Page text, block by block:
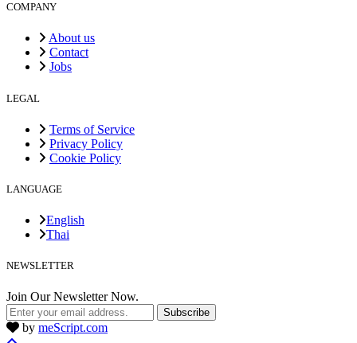
COMPANY
About us
Contact
Jobs
LEGAL
Terms of Service
Privacy Policy
Cookie Policy
LANGUAGE
English
Thai
NEWSLETTER
Join Our Newsletter Now.
Subscribe
by meScript.com